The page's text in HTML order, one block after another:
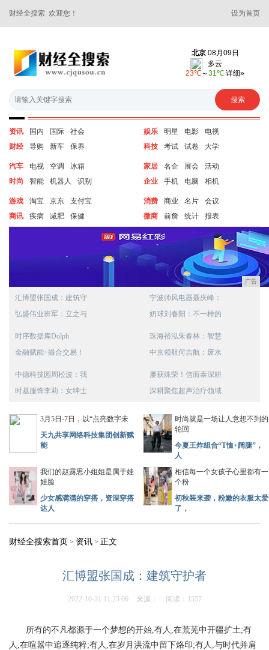
财经全搜索 欢迎您！ 设为首页
资讯 国内 国际
社会
财经
导购 新车 保养
娱乐 明星 电影
电视
科技
考试 试卷 大学
汽车 电视 空调
冰箱
时尚
智能 机器人 识别
家居 名企 展会
活动
企业
手机 电脑 相机
游戏 淘宝 京东
支付宝
商讯
疾病 减肥 保健
消费 商业 名片
会议
微商
前詹 统计 报表
广告
汇博盟张国成：建筑守
弘盛伟业班军：立之与
宁波帅风电器聂庆峰：
奶球刘春阳：不一样的
时序数据库Dolph
金融赋能+撮合交易！
珠海裕泓朱春林：智慧
中京领航何吉航：废水
中德科技园周松波：我
时基服饰李莉：女绅士
屡获殊荣！信而泰深耕
深耕聚焦超声治疗领域
3月5日-7日，以“点亮数字未
天九共享网络科技集团创新赋
能
时尚就是一场让人意想不到的
轮回
今夏王炸组合“T恤+阔腿”，
人
我们的赵露思小姐姐是属于娃
娃脸
少女感满满的穿搭，资深穿搭
达人
相信每一个女孩子心里都有一
个粉
初秋装来袭，粉嫩的衣服太爱
了，
财经全搜索首页 > 资讯 > 正文
汇博盟张国成：建筑守护者
2022-10-31 11:23:06 来源： 阅读：1557
所有的不凡都源于一个梦想的开始,有人,在荒芜中开疆扩土;有
人,在喧嚣中追逐纯粹;有人,在岁月洪流中留下烙印;有人,与时代并肩